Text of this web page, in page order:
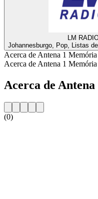
LM
Johannesburgo, Pop, Listas
Acerca de Antena 1 Memória
Acerca de Antena 1 Memória
Acerca de
(0)